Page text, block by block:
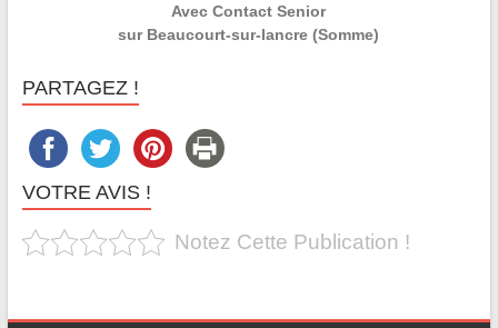
Avec Contact Senior
sur Beaucourt-sur-lancre (Somme)
PARTAGEZ !
VOTRE AVIS !
Notez Cette Publication !